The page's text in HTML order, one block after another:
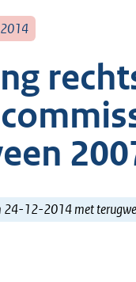
12-2014 met